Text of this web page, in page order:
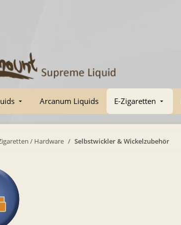
Arcanum Liquids E-Zigaretten
/ Hardware Selbstwickler & Wickelzubehör